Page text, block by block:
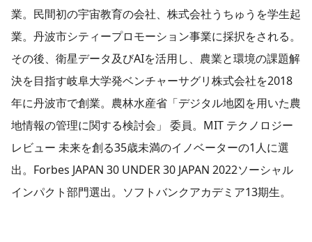
業。民間初の宇宙教育の会社、株式会社うちゅうを学生起
業。丹波市シティープロモーション事業に採択をされる。
その後、衛星データ及びAIを活用し、農業と環境の課題解
決を目指す岐阜大学発ベンチャーサグリ株式会社を2018
年に丹波市で創業。農林水産省「デジタル地図を用いた農
地情報の管理に関する検討会」 委員。MIT テクノロジー
レビュー 未来を創る35歳未満のイノベーターの1人に選
出。Forbes JAPAN 30 UNDER 30 JAPAN 2022ソーシャル
インパクト部門選出。ソフトバンクアカデミア13期生。